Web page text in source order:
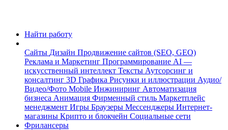
Найти работу
Сайты Дизайн Продвижение сайтов (SEO, GEO)
Реклама и Маркетинг Программирование AI —
искусственный интеллект Тексты Аутсорсинг и
консалтинг 3D Графика Рисунки и иллюстрации Аудио/
Видео/Фото Mobile Инжиниринг Автоматизация
бизнеса Анимация Фирменный стиль Маркетплейс
менеджмент Игры Браузеры Мессенджеры Интернет-
магазины Крипто и блокчейн Социальные сети
Фрилансеры